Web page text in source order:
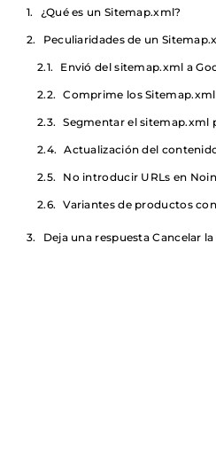
¿Qué es un Sitemap.xml?
Comprime los Sitemap.xml